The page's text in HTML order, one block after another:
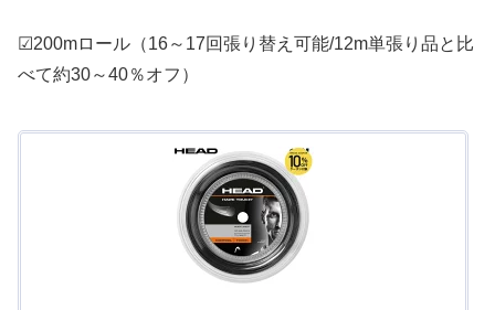
☑200mロール（16～17回張り替え可能/12m単張り品と比
べて約30～40％オフ）